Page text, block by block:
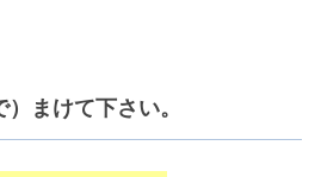
まけて下さい。